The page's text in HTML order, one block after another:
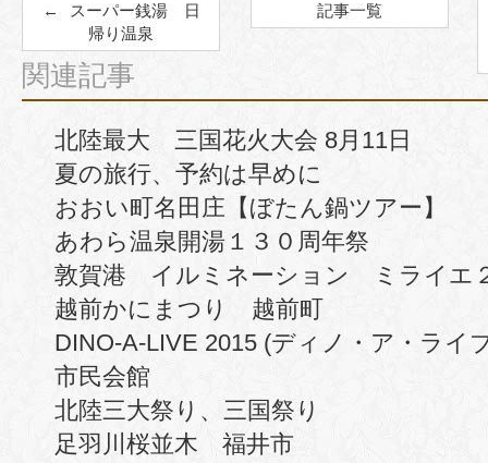
スーパー銭湯 日
帰り温泉
記事一覧
関連記事
北陸最大 三国花火大会 8月11日
夏の旅行、予約は早めに
おおい町名田庄【ぼたん鍋ツアー】
あわら温泉開湯１３０周年祭
敦賀港 イルミネーション ミライエ
越前かにまつり 越前町
DINO-A-LIVE 2015 (ディノ・ア・ライ
市民会館
北陸三大祭り、三国祭り
足羽川桜並木 福井市